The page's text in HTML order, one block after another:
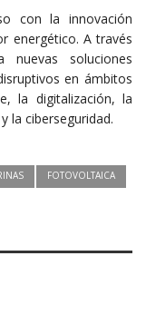
con la innovación
energético. A través
nuevas soluciones
en ámbitos
la digitalización, la
la ciberseguridad.
FOTOVOLTAICA